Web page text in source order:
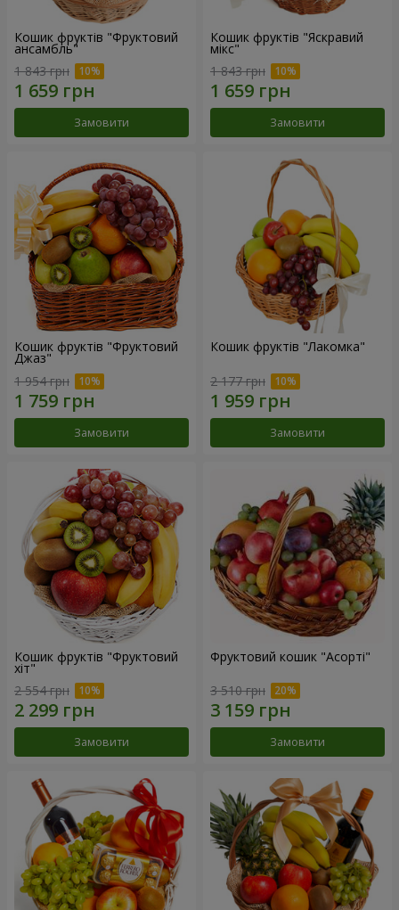
Кошик фруктів "Фруктовий
ансамбль"
1 843 грн
Замовити
Кошик фруктів "Яскравий
мікс"
1 843 грн
Замовити
Кошик фруктів "Фруктовий
Джаз"
1 954 грн
Замовити
Кошик фруктів "Лакомка"
2 177 грн
Замовити
Кошик фруктів "Фруктовий
хiт"
2 554 грн
Замовити
Фруктовий кошик "Асорті"
3 510 грн
Замовити